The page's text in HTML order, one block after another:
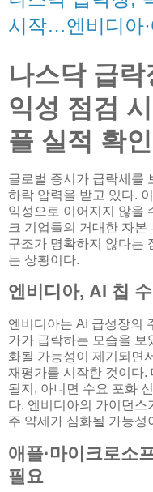
시작…엔비디아
나스닥 급
익성 점검
플 실적 확
글로벌 증시가 급락세를
하락 압력을 받고 있다.
익성으로 이어지지 않을
크 기업들의 거대한 자
구조가 명확하지 않다는
는 상황이다.
엔비디아, AI 칩
엔비디아는 AI 급성장의
가가 급락하는 모습을 보
화될 가능성이 제기되면
재평가를 시작한 것이다.
될지, 아니면 수요 포화
다. 엔비디아의 가이던스
주 약세가 심화될 가능성
애플·마이크로소
필요